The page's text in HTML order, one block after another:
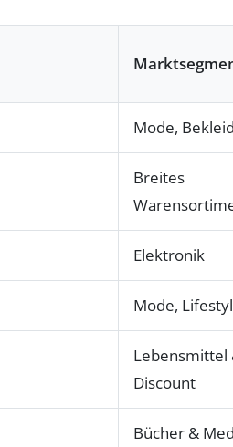
Mode,
Breites
Elektronik
Mode,
Lebensmittel
Discount
Bücher &